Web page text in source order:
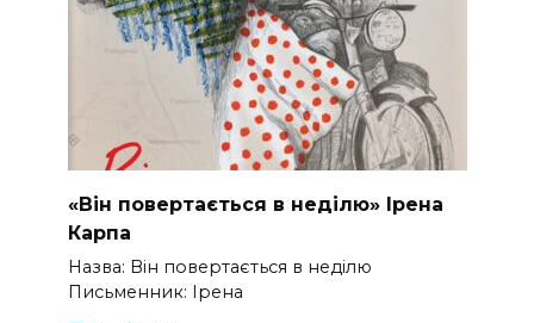
«Він повертається в неділю» Ірена
Карпа
Назва: Він повертається в неділю
Письменник: Ірена